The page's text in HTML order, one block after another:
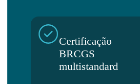
Certificação
BRCGS
multistandard